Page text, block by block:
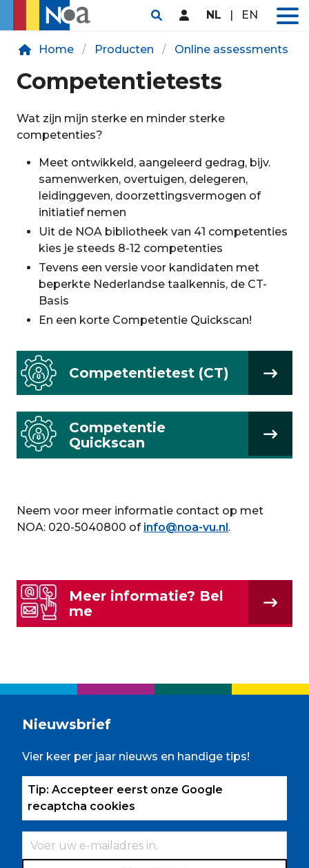
NL | EN
Home Producten Online assessments
Competentietests
Wat zijn mijn sterke en minder sterke
competenties?
Meet ontwikkeld, aangeleerd gedrag, bijv.
samenwerken, overtuigen, delegeren,
leidinggeven, doorzettingsvermogen of
initiatief nemen
Uit de NOA bibliotheek van 41 competenties
kies je steeds 8-12 competenties
Tevens een versie voor kandidaten met
beperkte Nederlandse taalkennis, de CT-
Basis
En een korte Competentie Quickscan!
Competentietest (CT)
Competentie
Quickscan
Neem voor meer informatie contact op met
NOA: 020-5040800 of info@noa-vu.nl.
Meer informatie? Bel
me
Nieuwsbrief
Vier keer per jaar nieuws en handige tips!
Tip: Accepteer eerst onze Google
recaptcha cookies